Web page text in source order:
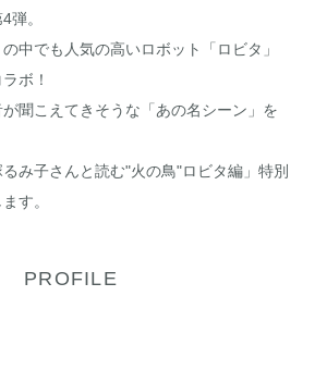
弾。
中でも人気の高いロボット「ロビタ」
ボ！
聞こえてきそうな「あの名シーン」を
み子さんと読む"火の鳥"ロビタ編」特別
す。
PROFILE